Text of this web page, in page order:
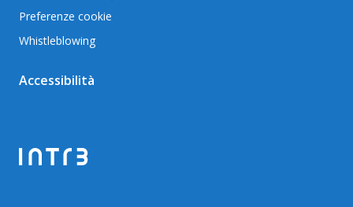
Preferenze cookie
Whistleblowing
Accessibilità